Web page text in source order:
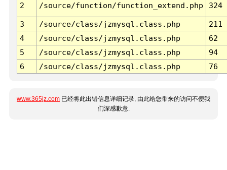
2 /source/function/function_extend.php 324
3 /source/class/jzmysql.class.php
211
4
/source/class/jzmysql.class.php
62
5
/source/class/jzmysql.class.php
94
6
/source/class/jzmysql.class.php 76
www.365jz.com 已经将此出错信息详细记录, 由此给您带来的访问不便我
们深感歉意.